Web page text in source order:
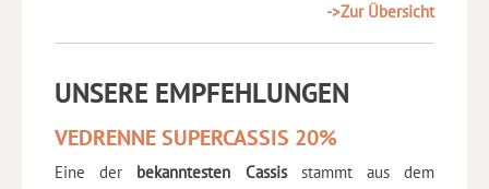
->Zur Übersicht
UNSERE EMPFEHLUNGEN
VEDRENNE SUPERCASSIS 20%
Eine der bekanntesten Cassisstammt aus dem